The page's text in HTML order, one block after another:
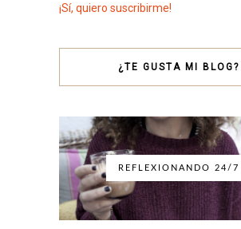
¡Sí, quiero suscribirme!
¿TE GUSTA MI BLOG?
REFLEXIONANDO 24/7